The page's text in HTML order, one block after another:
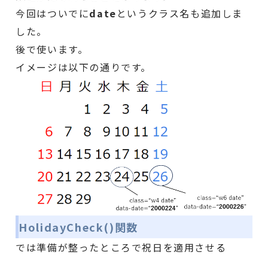
今回はついでにdate というクラス名も追加しま
した。
後で使います。
イメージは以下の通りです。
HolidayCheck()関数
では準備が整ったところで祝日を適用させる